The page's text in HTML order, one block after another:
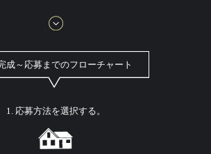
成～応募までのフローチャート
1. 応募方法を選択する。